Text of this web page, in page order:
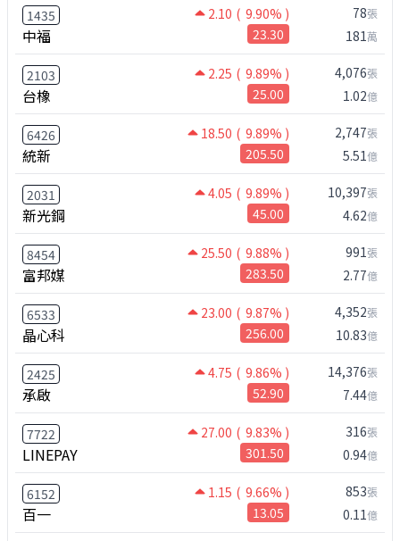
1435 2.10 ( 9.90% )
中福 23.30
78張
181萬
2103 2.25 ( 9.89% )
台橡 25.00
4,076張
1.02億
6426 18.50 ( 9.89% )
統新 205.50
2,747張
5.51億
2031 4.05 ( 9.89% )
新光鋼 45.00
10,397張
4.62億
8454 25.50 ( 9.88% )
富邦媒 283.50
991張
2.77億
6533 23.00 ( 9.87% )
晶心科 256.00
4,352張
10.83億
2425 4.75 ( 9.86% )
承啟 52.90
14,376張
7.44億
7722 27.00 ( 9.83% )
LINEPAY 301.50
316張
0.94億
6152 1.15 ( 9.66% )
百一 13.05
853張
0.11億